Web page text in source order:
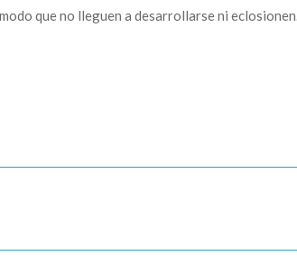
que no lleguen a desarrollarse ni